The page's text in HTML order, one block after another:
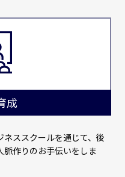
成
ススクールを通じて、後
作りのお手伝いをしま